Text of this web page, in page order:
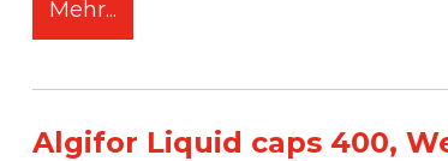
Mehr...
Algifor Liquid caps 400,